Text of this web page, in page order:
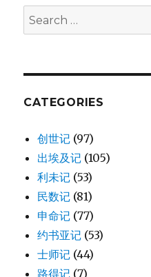
路
撒
(1CH
Search
for:
CATEGORIES
创世记 (97)
出埃及记 (105)
利未记 (53)
民数记 (81)
申命记 (77)
约书亚记 (53)
士师记 (44)
路得记 (7)